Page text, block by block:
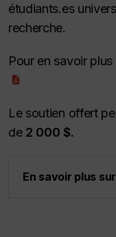
étudiants.es
recherche.
Pour en savoir
Le soutien offert
de 2 000 $.
En savoir plus